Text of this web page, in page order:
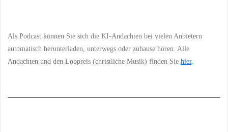
Als Podcast können Sie sich die KI-Andachten bei vielen Anbietern
automatisch herunterladen, unterwegs oder zuhause hören. Alle
Andachten und den Lobpreis (christliche Musik) finden Siehier.